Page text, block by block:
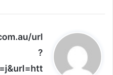
ي
و
ل
url
?